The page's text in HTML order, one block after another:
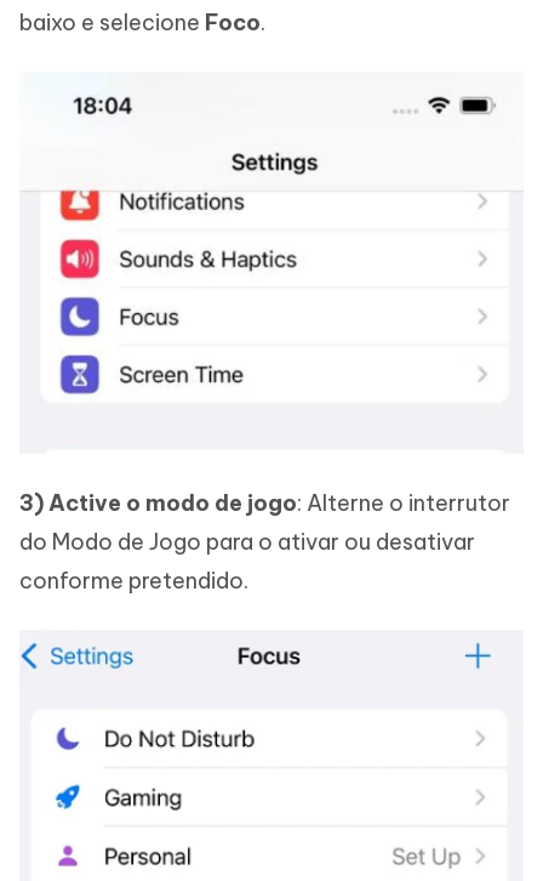
baixo e selecione Foco.
3) Active o modo de jogo: Alterne o interrutor
do Modo de Jogo para o ativar ou desativar
conforme pretendido.